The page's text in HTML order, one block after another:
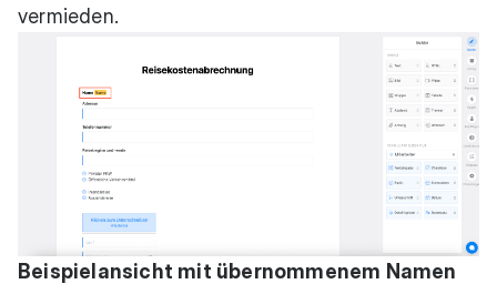
vermieden.
Beispielansicht mit übernommenem Namen